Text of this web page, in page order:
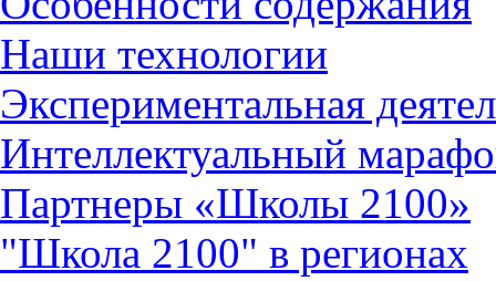
Наши технологии
Экспериментальная
Интеллектуальный
Партнеры «Школы 2100»
"Школа 2100" в регионах